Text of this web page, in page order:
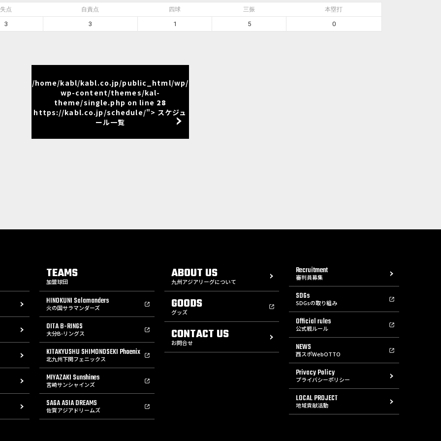
失点 自責点 四球 三振 本塁打
3 3 1 5 0
/home/kabl/kabl.co.jp/public_html/wp/
wp-content/themes/kal-
theme/single.php on line 28
https://kabl.co.jp/schedule/"> スケジュ
ール一覧
TEAMS
加盟球団
HINOKUNI Salamanders
火の国サラマンダーズ
OITA B-RINGS
大分B-リングス
KITAKYUSHU SHIMONOSEKI Phoenix
北九州下関フェニックス
MIYAZAKI Sunshines
宮崎サンシャインズ
SAGA ASIA DREAMS
佐賀アジアドリームズ
ABOUT US
九州アジアリーグについて
GOODS
グッズ
CONTACT US
お問合せ
Recruitment
審判員募集
SDGs
SDGsの取り組み
Official rules
公式戦ルール
NEWS
西スポWebOTTO
Privacy Policy
プライバシーポリシー
LOCAL PROJECT
地域貢献活動